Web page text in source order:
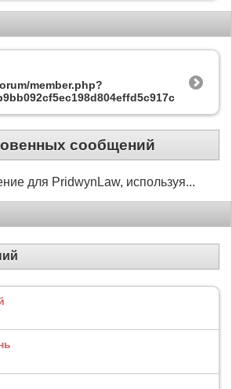
member.php?
сообщений
для PridwynLaw, используя...